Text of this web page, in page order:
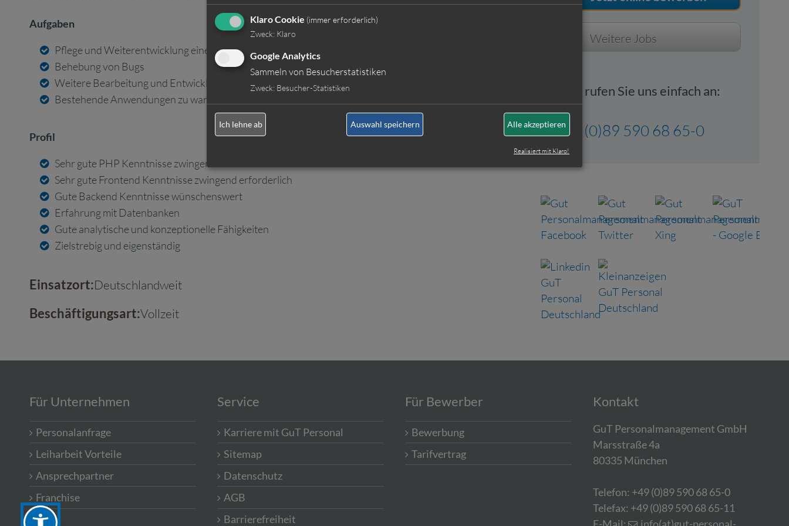
Aufgaben
Pflege und Weiterentwicklung einer Zeiterfassungssoftware
Behebung von Bugs
Weitere Bearbeitung und Entwicklung von Nutzeranfragen (Featureanfragen)
Bestehende Anwendungen zu warten
Profil
Sehr gute PHP Kenntnisse zwingend erforderlich
Sehr gute Frontend Kenntnisse zwingend erforderlich
Gute Backend Kenntnisse wünschenswert
Erfahrung mit Datenbanken
Gute analytische und konzeptionelle Fähigkeiten
Zielstrebig und eigenständig
Einsatzort:Deutschlandweit
Beschäftigungsart:Vollzeit
Weitere Jobs
Oder rufen Sie uns einfach an:
+49 (0)89 590 68 65-0
Für Unternehmen
Personalanfrage
Leiharbeit Vorteile
Ansprechpartner
Franchise
Service
Karriere mit GuT Personal
Sitemap
Datenschutz
AGB
Barrierefreiheit
Für Bewerber
Bewerbung
Tarifvertrag
Kontakt
GuT Personalmanagement GmbH
Marsstraße 4a
80335 München
Telefon: +49 (0)89 590 68 65-0
Telefax: +49 (0)89 590 68 65-11
Klaro Cookie (immer erforderlich)
Zweck: Klaro
Google Analytics
Sammeln von Besucherstatistiken
Zweck: Besucher-Statistiken
Ich lehne ab Auswahl speichern Alle akzeptieren
Realisiert mit Klaro!